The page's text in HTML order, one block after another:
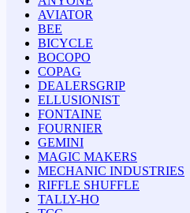
AVIATOR
BEE
BICYCLE
BOCOPO
COPAG
DEALERSGRIP
ELLUSIONIST
FONTAINE
FOURNIER
GEMINI
MAGIC MAKERS
MECHANIC INDUSTRIES
RIFFLE SHUFFLE
TALLY-HO